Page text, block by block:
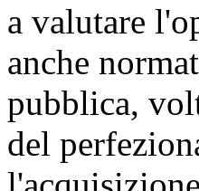
a valutare
anche
pubblica,
del